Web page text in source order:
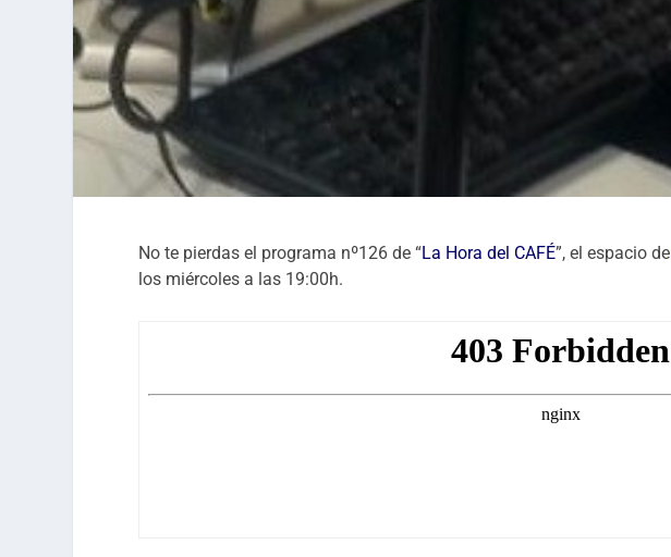
No te pierdas el programa nº126 de “La Hora del CAFÉ”, el espacio de
los miércoles a las 19:00h.